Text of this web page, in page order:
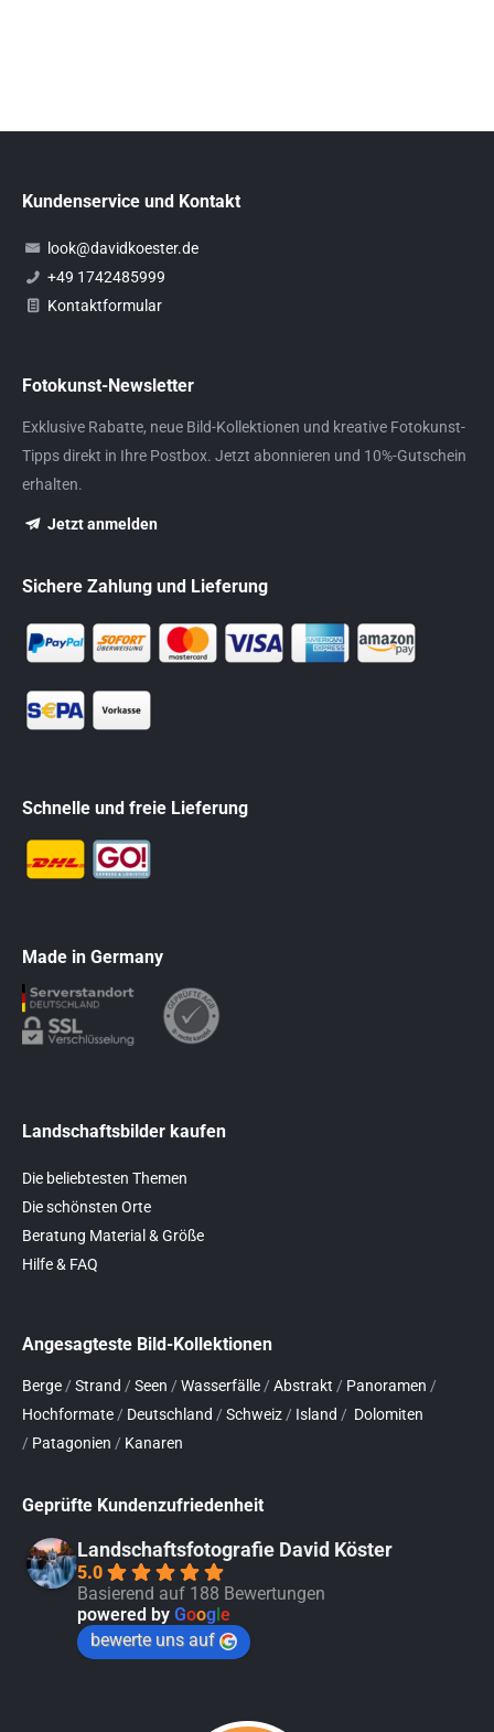
Kundenservice und Kontakt
look@davidkoester.de
+49 1742485999
Kontaktformular
Fotokunst-Newsletter
Exklusive Rabatte, neue Bild-Kollektionen und kreative Fotokunst-
Tipps direkt in Ihre Postbox. Jetzt abonnieren und 10%-Gutschein
erhalten.
Jetzt anmelden
Sichere Zahlung und Lieferung
Schnelle und freie Lieferung
Made in Germany
Landschaftsbilder kaufen
Die beliebtesten Themen
Die schönsten Orte
Beratung Material & Größe
Hilfe & FAQ
Angesagteste Bild-Kollektionen
Berge / Strand / Seen / Wasserfälle / Abstrakt / Panoramen /
Hochformate / Deutschland / Schweiz / Island / Dolomiten
/ Patagonien / Kanaren
Geprüfte Kundenzufriedenheit
Landschaftsfotografie David Köster
5.0
Basierend auf 188 Bewertungen
powered by Google
bewerte uns auf